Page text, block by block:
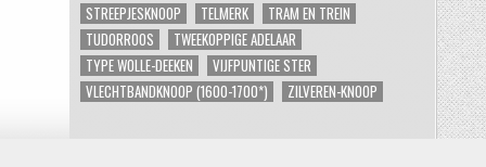
STREEPJESKNOOP
TELMERK
TRAM EN TREIN
TUDORROOS
TWEEKOPPIGE ADELAAR
TYPE WOLLE-DEEKEN
VIJFPUNTIGE STER
VLECHTBANDKNOOP (1600-1700*)
ZILVEREN-KNOOP